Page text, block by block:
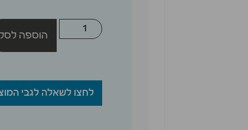
הוספה
לחצו לשאלה לגבי